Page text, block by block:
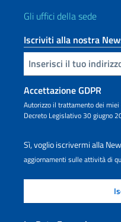
Gli uffici della sede
Iscriviti alla nostra
Inserisci la tua email
Accettazione GDPR
Autorizzo il trattamento dei miei
Decreto Legislativo 30 giugno
Sì, voglio iscrivermi alla
aggiornamenti sulle attività di